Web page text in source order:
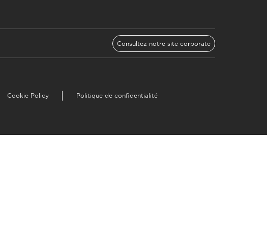
Consultez notre site corporate
Cookie Policy Politique de confidentialité